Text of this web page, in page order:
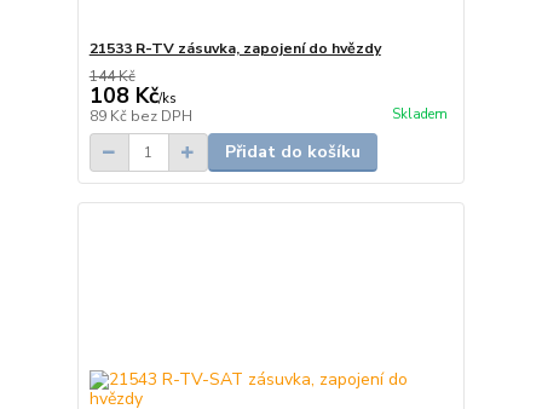
21533 R-TV zásuvka, zapojení do hvězdy
144 Kč
108 Kč/ks
89 Kč bez DPH Skladem
Přidat do košíku